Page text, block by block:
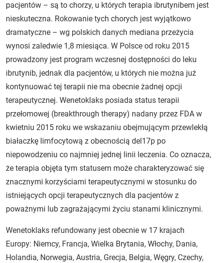
pacjentów – są to chorzy, u których terapia ibrutynibem jest
nieskuteczna. Rokowanie tych chorych jest wyjątkowo
dramatyczne – wg polskich danych mediana przeżycia
wynosi zaledwie 1,8 miesiąca. W Polsce od roku 2015
prowadzony jest program wczesnej dostępności do leku
ibrutynib, jednak dla pacjentów, u których nie można już
kontynuować tej terapii nie ma obecnie żadnej opcji
terapeutycznej. Wenetoklaks posiada status terapii
przełomowej (breakthrough therapy) nadany przez FDA w
kwietniu 2015 roku we wskazaniu obejmującym przewlekłą
białaczkę limfocytową z obecnością del17p po
niepowodzeniu co najmniej jednej linii leczenia. Co oznacza,
że terapia objęta tym statusem może charakteryzować się
znacznymi korzyściami terapeutycznymi w stosunku do
istniejących opcji terapeutycznych dla pacjentów z
poważnymi lub zagrażającymi życiu stanami klinicznymi.
Wenetoklaks refundowany jest obecnie w 17 krajach
Europy: Niemcy, Francja, Wielka Brytania, Włochy, Dania,
Holandia, Norwegia, Austria, Grecja, Belgia, Węgry, Czechy,